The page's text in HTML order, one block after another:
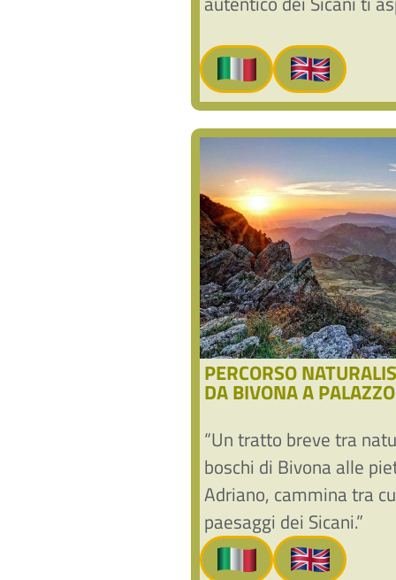
PERCORSO
DA BIVONA A
“Un tratto breve tra
boschi di Bivona alle
Adriano, cammina tra
paesaggi dei Sicani.”